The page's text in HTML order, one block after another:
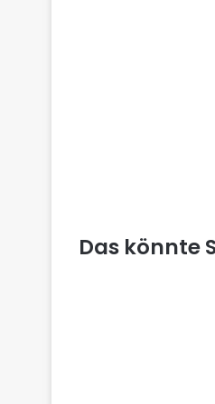
Das könnte